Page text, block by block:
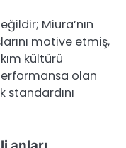
Miura’nın
motive etmiş,
kültürü
olan
standardını